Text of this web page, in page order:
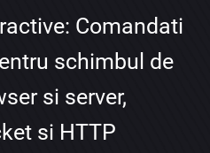
Comandati
schimbul de
si server,
si HTTP